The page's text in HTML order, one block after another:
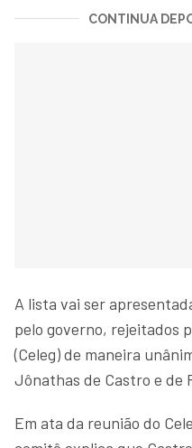
CONTINUA
A lista vai ser
pelo governo, rejeitados
(Celeg) de maneira
Jônathas de Castro e de
Em ata da reunião do